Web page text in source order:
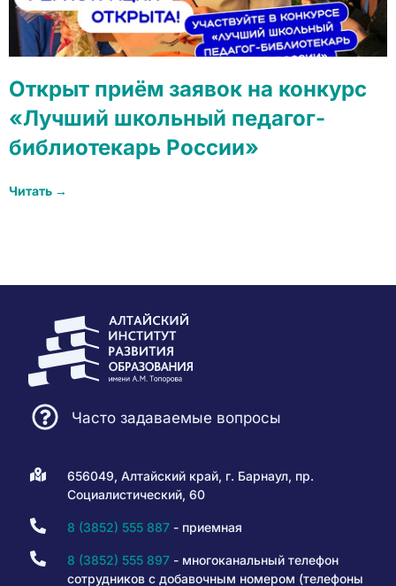
Открыт приём заявок на конкурс
«Лучший школьный педагог-
библиотекарь России»
Читать →
Часто задаваемые вопросы
656049, Алтайский край, г. Барнаул, пр.
Социалистический, 60
8 (3852) 555 887- приемная
8 (3852) 555 897- многоканальный телефон
сотрудников с добавочным номером (телефоны